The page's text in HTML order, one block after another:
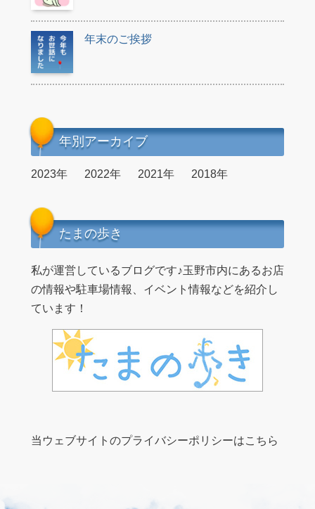
年末のご挨拶
年別アーカイブ
2023年 2022年 2021年 2018年
たまの歩き
私が運営しているブログです♪玉野市内にあるお店
の情報や駐車場情報、イベント情報などを紹介し
ています！
当ウェブサイトのプライバシーポリシーはこちら